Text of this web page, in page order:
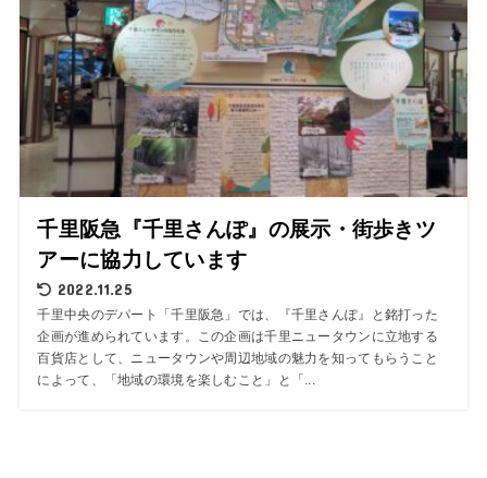
千里阪急『千里さんぽ』の展示・街歩きツ
アーに協力しています
2022.11.25
千里中央のデパート「千里阪急」では、『千里さんぽ』と銘打った
企画が進められています。この企画は千里ニュータウンに立地する
百貨店として、ニュータウンや周辺地域の魅力を知ってもらうこと
によって、「地域の環境を楽しむこと」と「...